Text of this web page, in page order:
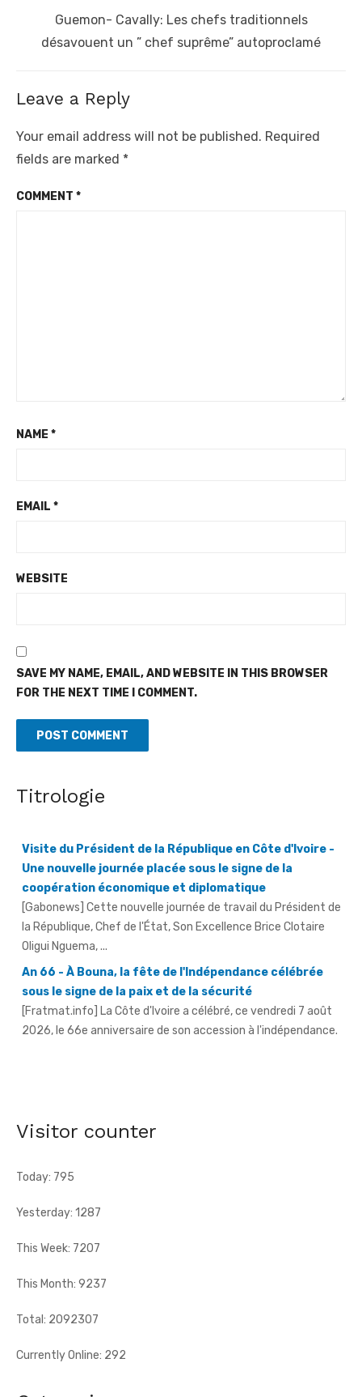
post:
Guemon- Cavally: Les chefs traditionnels
désavouent un ” chef suprême” autoproclamé
Leave a Reply
Your email address will not be published. Required
fields are marked *
COMMENT *
NAME *
EMAIL *
WEBSITE
SAVE MY NAME, EMAIL, AND WEBSITE IN THIS BROWSER
FOR THE NEXT TIME I COMMENT.
Titrologie
coopération économique et diplomatique
[Gabonews] Cette nouvelle journée de travail du Président de
la République, Chef de l'État, Son Excellence Brice Clotaire
Oligui Nguema, ...
An 66 - À Bouna, la fête de l'Indépendance célébrée
[Fratmat.info] La Côte d'Ivoire a célébré, ce vendredi 7 août
2026, le 66e anniversaire de son accession à l'indépendance.
Abengourou, a ...
Visitor counter
Today: 795
Yesterday: 1287
This Week: 7207
This Month: 9237
Total: 2092307
Currently Online: 292